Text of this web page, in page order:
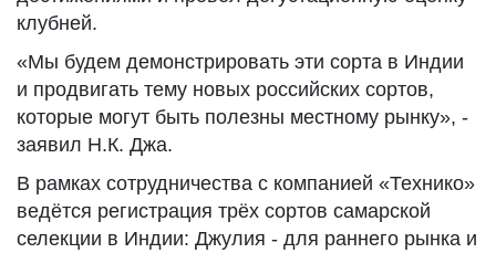
клубней.
«Мы будем демонстрировать эти сорта в Индии
и продвигать тему новых российских сортов,
которые могут быть полезны местному рынку», -
заявил Н.К. Джа.
В рамках сотрудничества с компанией «Технико»
ведётся регистрация трёх сортов самарской
селекции в Индии: Джулия - для раннего рынка и